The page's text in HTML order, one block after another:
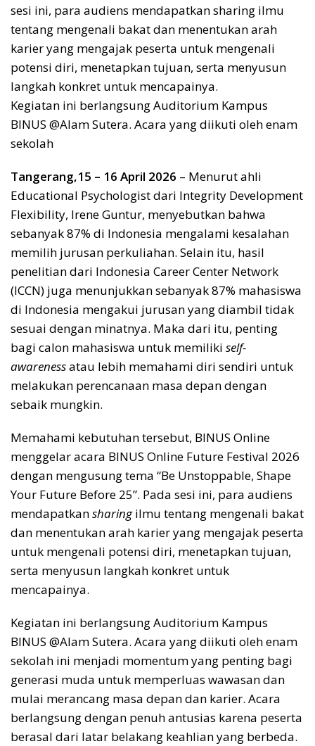
sesi ini, para audiens mendapatkan sharing ilmu
tentang mengenali bakat dan menentukan arah
karier yang mengajak peserta untuk mengenali
potensi diri, menetapkan tujuan, serta menyusun
langkah konkret untuk mencapainya.
Kegiatan ini berlangsung Auditorium Kampus
BINUS @Alam Sutera. Acara yang diikuti oleh enam
sekolah
Tangerang,15 – 16 April 2026 – Menurut ahli
Educational Psychologist dari Integrity Development
Flexibility, Irene Guntur, menyebutkan bahwa
sebanyak 87% di Indonesia mengalami kesalahan
memilih jurusan perkuliahan. Selain itu, hasil
penelitian dari Indonesia Career Center Network
(ICCN) juga menunjukkan sebanyak 87% mahasiswa
di Indonesia mengakui jurusan yang diambil tidak
sesuai dengan minatnya. Maka dari itu, penting
bagi calon mahasiswa untuk memiliki self-
awarenessatau lebih memahami diri sendiri untuk
melakukan perencanaan masa depan dengan
sebaik mungkin.
Memahami kebutuhan tersebut, BINUS Online
menggelar acara BINUS Online Future Festival 2026
dengan mengusung tema “Be Unstoppable, Shape
Your Future Before 25”. Pada sesi ini, para audiens
mendapatkansharingilmu tentang mengenali bakat
dan menentukan arah karier yang mengajak peserta
untuk mengenali potensi diri, menetapkan tujuan,
serta menyusun langkah konkret untuk
mencapainya.
Kegiatan ini berlangsung Auditorium Kampus
BINUS @Alam Sutera. Acara yang diikuti oleh enam
sekolah ini menjadi momentum yang penting bagi
generasi muda untuk memperluas wawasan dan
mulai merancang masa depan dan karier. Acara
berlangsung dengan penuh antusias karena peserta
berasal dari latar belakang keahlian yang berbeda.